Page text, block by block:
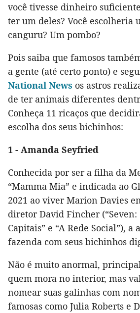
você tivesse dinheiro
ter um deles? Você escolheria
canguru? Um pombo?
Pois saiba que famosos
a gente (até certo ponto) e
National News os astros
de ter animais diferentes
Conheça 11 ricaços que
escolha dos seus bichinhos:
1 - Amanda Seyfried
Conhecida por ser a filha da
“Mamma Mia” e indicada ao
2021 ao viver Marion Davies
diretor David Fincher (“Seven:
Capitais” e “A Rede Social”),
fazenda com seus bichinhos
Não é muito anormal,
quem mora no interior, mas
nomear suas galinhas com
famosas como Julia Roberts e